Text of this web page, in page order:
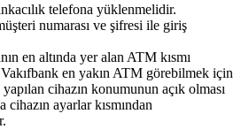
telefona yüklenmelidir.
numarası ve şifresi ile giriş
en altında yer alan ATM kısmı
en yakın ATM görebilmek için
cihazın konumunun açık olması
ayarlar kısmından